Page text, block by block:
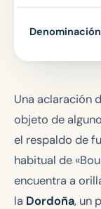
Denominación
Una aclaración
objeto de
el respaldo de
habitual de
encuentra a
la Dordoña, un